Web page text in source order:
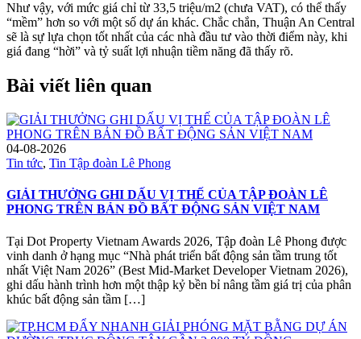
Như vậy, với mức giá chỉ từ 33,5 triệu/m2 (chưa VAT), có thể thấy
“mềm” hơn so với một số dự án khác. Chắc chắn, Thuận An Central
sẽ là sự lựa chọn tốt nhất của các nhà đầu tư vào thời điểm này, khi
giá đang “hời” và tỷ suất lợi nhuận tiềm năng đã thấy rõ.
Bài viết liên quan
04-08-2026
Tin tức, Tin Tập đoàn Lê Phong
GIẢI THƯỞNG GHI DẤU VỊ THẾ CỦA TẬP ĐOÀN LÊ
PHONG TRÊN BẢN ĐỒ BẤT ĐỘNG SẢN VIỆT NAM
Tại Dot Property Vietnam Awards 2026, Tập đoàn Lê Phong được
vinh danh ở hạng mục “Nhà phát triển bất động sản tầm trung tốt
nhất Việt Nam 2026” (Best Mid-Market Developer Vietnam 2026),
ghi dấu hành trình hơn một thập kỷ bền bỉ nâng tầm giá trị của phân
khúc bất động sản tầm […]